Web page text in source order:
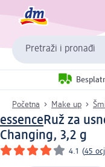
Pretraži i pronađi
Početna Make up
essenceRuž za
Changing, 3,2 g
4.1 (45